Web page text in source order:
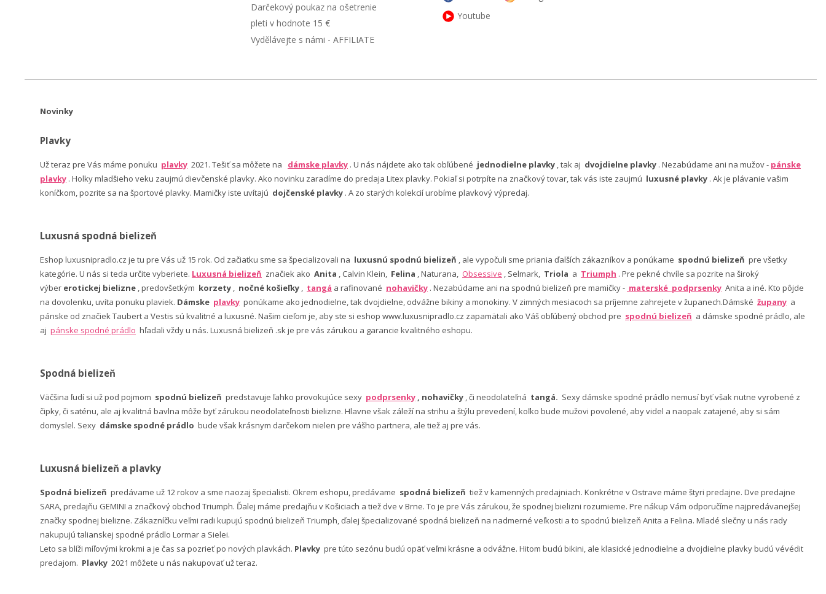
Darčekový poukaz na ošetrenie
pleti v hodnote 15 €
Vydělávejte s námi - AFFILIATE
Youtube
Novinky
Plavky
Už teraz pre Vás máme ponuku plavky 2021. Tešiť sa môžete na dámske plavky . U nás nájdete ako tak obľúbené jednodielne plavky , tak aj dvojdielne plavky . Nezabúdame ani na mužov - pánske
plavky . Holky mladšieho veku zaujmú dievčenské plavky. Ako novinku zaradíme do predaja Litex plavky. Pokiaľ si potrpíte na značkový tovar, tak vás iste zaujmú luxusné plavky . Ak je plávanie vašim
koníčkom, pozrite sa na športové plavky. Mamičky iste uvítajú dojčenské plavky . A zo starých kolekcií urobíme plavkový výpredaj.
Luxusná spodná bielizeň
Eshop luxusnipradlo.cz je tu pre Vás už 15 rok. Od začiatku sme sa špecializovali na luxusnú spodnú bielizeň , ale vypočuli sme priania ďalších zákazníkov a ponúkame spodnú bielizeň pre všetky
kategórie. U nás si teda určite vyberiete. Luxusná bielizeň značiek ako Anita , Calvin Klein, Felina , Naturana, Obsessive , Selmark, Triola a Triumph . Pre pekné chvíle sa pozrite na široký
výber erotickej bielizne , predovšetkým korzety , nočné košieľky , tangá a rafinované nohavičky . Nezabúdame ani na spodnú bielizeň pre mamičky - materské podprsenky Anita a iné. Kto pôjde
na dovolenku, uvíta ponuku plaviek. Dámske plavky ponúkame ako jednodielne, tak dvojdielne, odvážne bikiny a monokiny. V zimných mesiacoch sa príjemne zahrejete v županech.Dámské župany a
pánske od značiek Taubert a Vestis sú kvalitné a luxusné. Našim cieľom je, aby ste si eshop www.luxusnipradlo.cz zapamätali ako Váš obľúbený obchod pre spodnú bielizeň a dámske spodné prádlo, ale
aj pánske spodné prádlo hľadali vždy u nás. Luxusná bielizeň .sk je pre vás zárukou a garancie kvalitného eshopu.
Spodná bielizeň
Väčšina ľudí si už pod pojmom spodnú bielizeň predstavuje ľahko provokujúce sexy podprsenky , nohavičky , či neodolateľná tangá. Sexy dámske spodné prádlo nemusí byť však nutne vyrobené z
čipky, či saténu, ale aj kvalitná bavlna môže byť zárukou neodolateľnosti bielizne. Hlavne však záleží na strihu a štýlu prevedení, koľko bude mužovi povolené, aby videl a naopak zatajené, aby si sám
domyslel. Sexy dámske spodné prádlo bude však krásnym darčekom nielen pre vášho partnera, ale tiež aj pre vás.
Luxusná bielizeň a plavky
Spodná bielizeň predávame už 12 rokov a sme naozaj špecialisti. Okrem eshopu, predávame spodná bielizeň tiež v kamenných predajniach. Konkrétne v Ostrave máme štyri predajne. Dve predajne
SARA, predajňu GEMINI a značkový obchod Triumph. Ďalej máme predajňu v Košiciach a tiež dve v Brne. To je pre Vás zárukou, že spodnej bielizni rozumieme. Pre nákup Vám odporučíme najpredávanejšej
značky spodnej bielizne. Zákazníčku veľmi radi kupujú spodnú bielizeň Triumph, ďalej špecializované spodná bielizeň na nadmerné veľkosti a to spodnú bielizeň Anita a Felina. Mladé slečny u nás rady
nakupujú talianskej spodné prádlo Lormar a Sielei.
Leto sa blíži míľovými krokmi a je čas sa pozrieť po nových plavkách. Plavky pre túto sezónu budú opäť veľmi krásne a odvážne. Hitom budú bikini, ale klasické jednodielne a dvojdielne plavky budú vévédit
predajom. Plavky 2021 môžete u nás nakupovať už teraz.